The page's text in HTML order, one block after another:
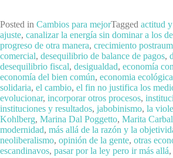
Posted in Cambios para mejorTagged actitud
ajuste, canalizar la energía sin dominar a los
progreso de otra manera, crecimiento
comercial, desequilibrio de balance de pagos,
desequilibrio fiscal, desigualdad, economía
economía del bien común, economia ecológica
solidaria, el cambio, el fin no justifica los
evolucionar, incorporar otros procesos,
instituciones y resultados, jabobinismo, la
Kohlberg, Marina Dal Poggetto, Marita
modernidad, más allá de la razón y la
neoliberalismo, opinión de la gente, otras
escandinavos, pasar por la ley pero ir más allá,